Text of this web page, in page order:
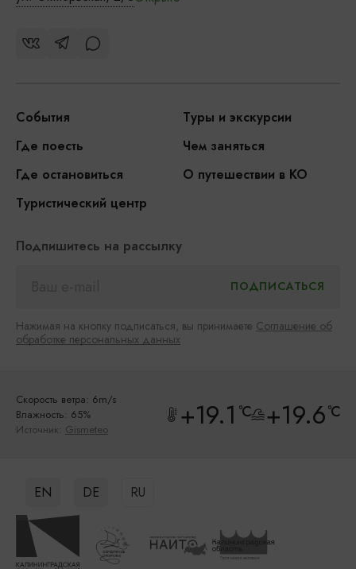
События
Туры и экскурсии
Где поесть
Чем заняться
Где остановиться
О путешествии в КО
Туристический центр
Подпишитесь на рассылку
Нажимая на кнопку подписаться, вы принимаете Соглашение об
обработке персональных данных
Скорость ветра: 6m/s
Влажность: 65%
Источник: Gismeteo +19.1 °C +19.6°C
EN DE RU